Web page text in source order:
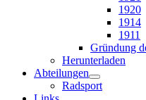
1920
1914
1911
Gründung
Herunterladen
Abteilungen
Radsport